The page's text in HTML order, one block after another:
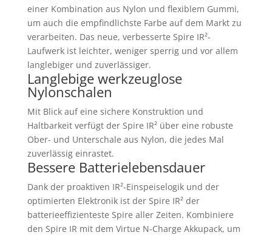
einer Kombination aus Nylon und flexiblem Gummi,
um auch die empfindlichste Farbe auf dem Markt zu
verarbeiten. Das neue, verbesserte Spire IR²-
Laufwerk ist leichter, weniger sperrig und vor allem
langlebiger und zuverlässiger.
Langlebige werkzeuglose
Nylonschalen
Mit Blick auf eine sichere Konstruktion und
Haltbarkeit verfügt der Spire IR² über eine robuste
Ober- und Unterschale aus Nylon, die jedes Mal
zuverlässig einrastet.
Bessere Batterielebensdauer
Dank der proaktiven IR²-Einspeiselogik und der
optimierten Elektronik ist der Spire IR² der
batterieeffizienteste Spire aller Zeiten. Kombiniere
den Spire IR mit dem Virtue N-Charge Akkupack, um